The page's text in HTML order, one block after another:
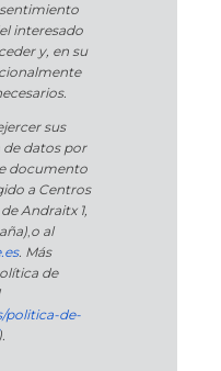
interesado
y, en su
sus
datos por
documento
a Centros
Andraitx 1,
,o al
. Más
de
politica-de-